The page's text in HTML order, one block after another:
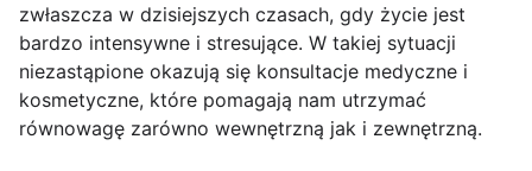
zwłaszcza w dzisiejszych czasach, gdy życie jest
bardzo intensywne i stresujące. W takiej sytuacji
niezastąpione okazują się konsultacje medyczne i
kosmetyczne, które pomagają nam utrzymać
równowagę zarówno wewnętrzną jak i zewnętrzną.